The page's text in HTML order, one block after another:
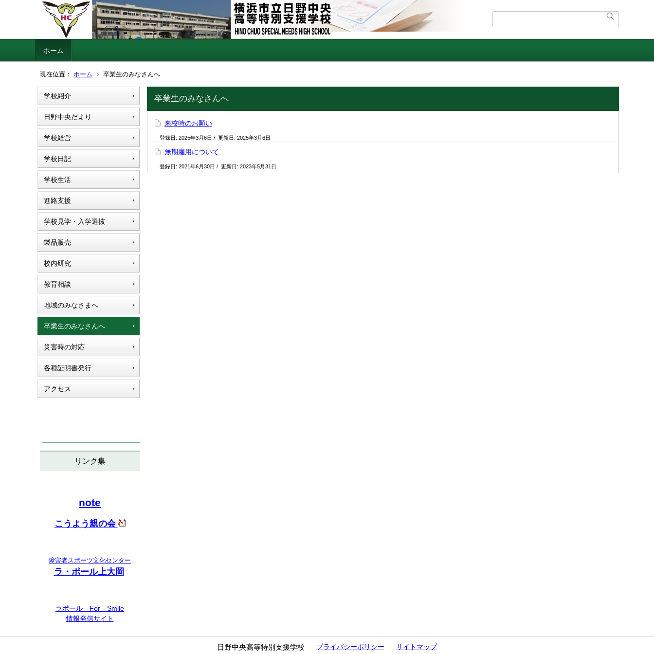
ホーム
現在位置： ホーム 卒業生のみなさんへ
学校紹介
日野中央だより
学校経営
学校日記
学校生活
進路支援
学校見学・入学選抜
製品販売
校内研究
教育相談
地域のみなさまへ
卒業生のみなさんへ
災害時の対応
各種証明書発行
アクセス
リンク集
note
こうよう親の会
障害者スポーツ文化センター
ラ・ポール上大岡
ラポール For Smile
情報発信サイト
卒業生のみなさんへ
来校時のお願い
登録日: 2025年3月6日 / 更新日: 2025年3月6日
無期雇用について
登録日: 2021年6月30日 / 更新日: 2023年5月31日
日野中央高等特別支援学校 プライバシーポリシー サイトマップ